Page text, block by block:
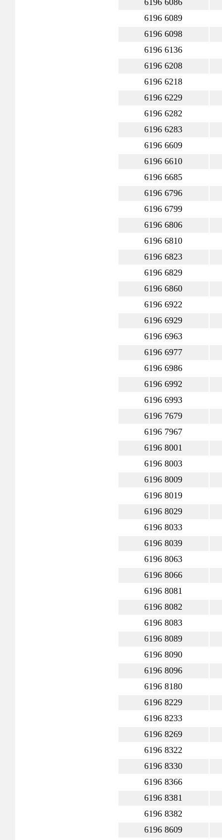
6196 6086
6196 6089
6196 6098
6196 6136
6196 6208
6196 6218
6196 6229
6196 6282
6196 6283
6196 6609
6196 6610
6196 6685
6196 6796
6196 6799
6196 6806
6196 6810
6196 6823
6196 6829
6196 6860
6196 6922
6196 6929
6196 6963
6196 6977
6196 6986
6196 6992
6196 6993
6196 7679
6196 7967
6196 8001
6196 8003
6196 8009
6196 8019
6196 8029
6196 8033
6196 8039
6196 8063
6196 8066
6196 8081
6196 8082
6196 8083
6196 8089
6196 8090
6196 8096
6196 8180
6196 8229
6196 8233
6196 8269
6196 8322
6196 8330
6196 8366
6196 8381
6196 8382
6196 8609